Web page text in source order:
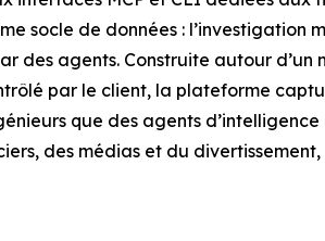
socle de données : l’investigation
agents. Construite autour
par le client, la plateforme
que des agents
des médias et du